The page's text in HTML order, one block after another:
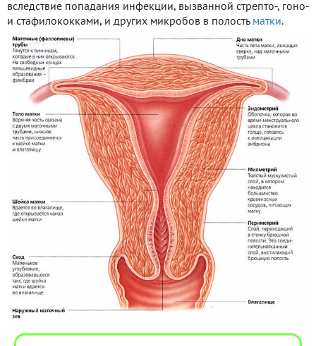
вследствие попадания инфекции, вызванной стрепто-, гоно-
и стафилококками, и других микробов в полость матки.